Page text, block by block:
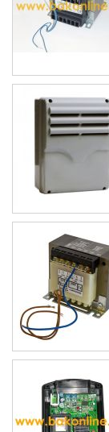
90,53 €
58,15 €
48,46 €
192,32 €
160,27 €